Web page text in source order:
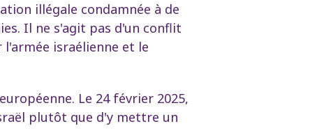
illégale condamnée à de
Il ne s'agit pas d'un conflit
israélienne et le
Le 24 février 2025,
plutôt que d'y mettre un